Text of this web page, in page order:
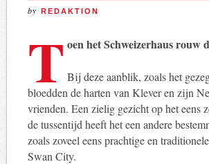
by REDAKTION
T oen het Schweizerhaus rouw
Bij deze aanblik, zoals het
bloedden de harten van Klever en zijn
vrienden. Een zielig gezicht op het eens
de tussentijd heeft het een andere
zoals zoveel eens prachtige en
Swan City.